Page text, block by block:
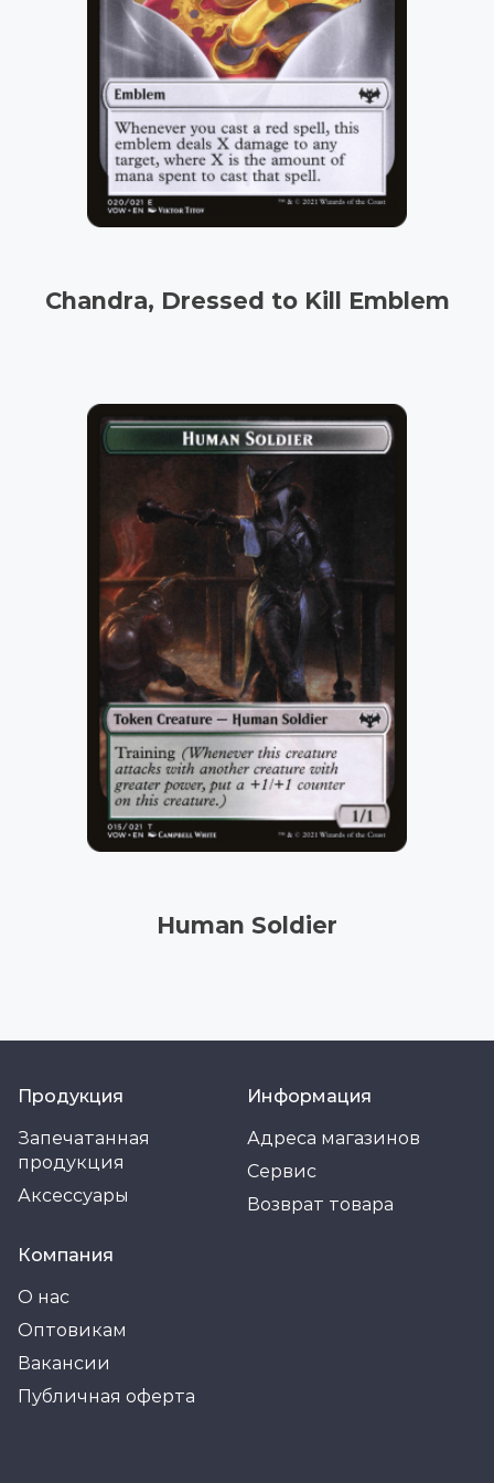
Chandra, Dressed to Kill Emblem
Human Soldier
Продукция
Запечатанная
продукция
Аксессуары
Информация
Адреса магазинов
Сервис
Возврат товара
Компания
О нас
Оптовикам
Вакансии
Публичная оферта